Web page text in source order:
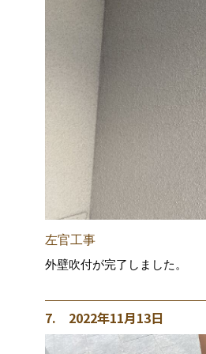
左官工事
外壁吹付が完了しました。
7. 2022年11月13日